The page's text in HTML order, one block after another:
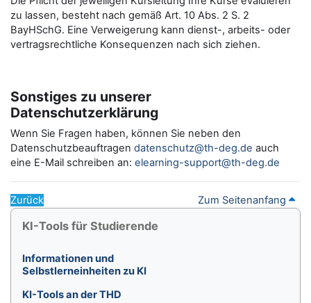
zu lassen, besteht nach gemäß Art. 10 Abs. 2 S. 2
BayHSchG. Eine Verweigerung kann dienst-, arbeits- oder
vertragsrechtliche Konsequenzen nach sich ziehen.
Sonstiges zu unserer
Datenschutzerklärung
Wenn Sie Fragen haben, können Sie neben den
Datenschutzbeauftragen datenschutz@th-deg.de auch
eine E-Mail schreiben an: elearning-support@th-deg.de
Zurück Zum Seitenanfang
Blöcke
KI-Tools für Studierende überspringen
KI-Tools für Studierende
Informationen und
Selbstlerneinheiten zu KI
KI-Tools an der THD